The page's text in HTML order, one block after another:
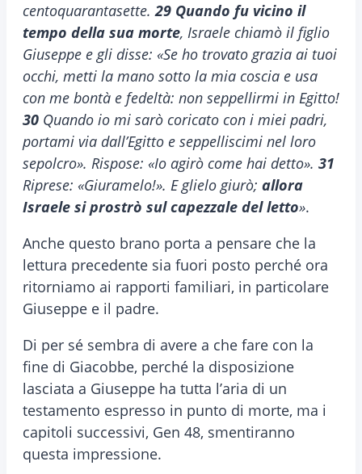
centoquarantasette.29 Quando fu vicino il
tempo della sua morte, Israele chiamò il figlio
Giuseppe e gli disse: «Se ho trovato grazia ai tuoi
occhi, metti la mano sotto la mia coscia e usa
con me bontà e fedeltà: non seppellirmi in Egitto!
30 Quando io mi sarò coricato con i miei padri,
portami via dall’Egitto e seppelliscimi nel loro
sepolcro». Rispose: «Io agirò come hai detto». 31
Riprese: «Giuramelo!». E glielo giurò; allora
Israele si prostrò sul capezzale del letto».
Anche questo brano porta a pensare che la
lettura precedente sia fuori posto perché ora
ritorniamo ai rapporti familiari, in particolare
Giuseppe e il padre.
Di per sé sembra di avere a che fare con la
fine di Giacobbe, perché la disposizione
lasciata a Giuseppe ha tutta l’aria di un
testamento espresso in punto di morte, ma i
capitoli successivi, Gen 48, smentiranno
questa impressione.